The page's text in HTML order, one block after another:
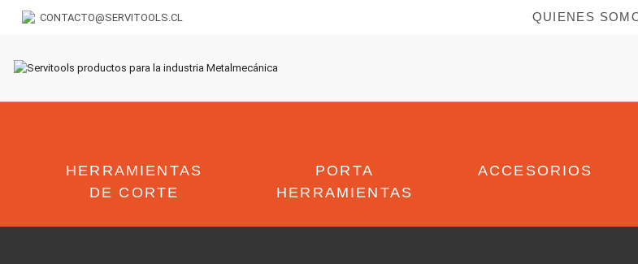
CONTACTO@SERVITOOLS.CL QUIENES
HERRAMIENTAS
DE CORTE
PORTA
HERRAMIENTAS
ACCESORIOS